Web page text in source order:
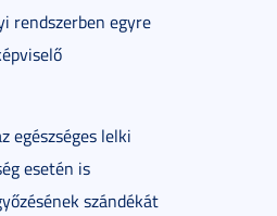
rendszerben egyre
egészséges lelki
esetén is
szándékát